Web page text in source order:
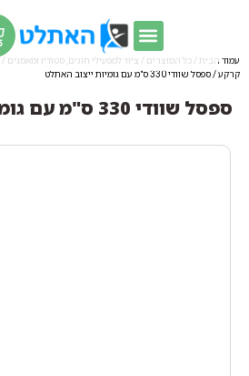
עמוד הבית / כל המוצרים / ציוד למפעילי חוגים, סטודיו ומאמנים /
קרקע/ ספסל שוודי 330 ס"מ עם גומיות ייצוב האתלט
ספסל שוודי 330 ס"מ עם גומיות ייצוב האתלט